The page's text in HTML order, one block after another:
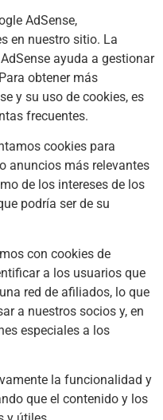
AdSense,
en nuestro sitio. La
ayuda a gestionar
obtener más
y su uso de cookies, es
frecuentes.
cookies para
anuncios más relevantes
de los intereses de los
podría ser de su
con cookies de
a los usuarios que
red de afiliados, lo que
a nuestros socios y, en
especiales a los
la funcionalidad y
que el contenido y los